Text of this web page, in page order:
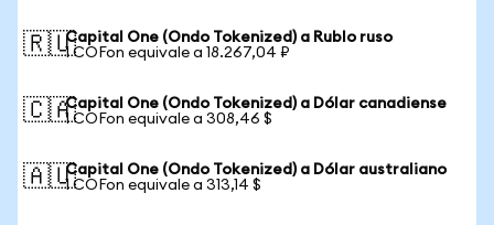
🇷🇺Capital One (Ondo Tokenized) a Rublo ruso
1 COFon equivale a 18.267,04 ₽
🇨🇦Capital One (Ondo Tokenized) a Dólar canadiense
1 COFon equivale a 308,46 $
🇦🇺Capital One (Ondo Tokenized) a Dólar australiano
1 COFon equivale a 313,14 $